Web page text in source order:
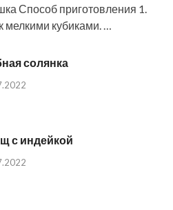
Способ приготовления 1.
мелкими кубиками. …
солянка
с индейкой